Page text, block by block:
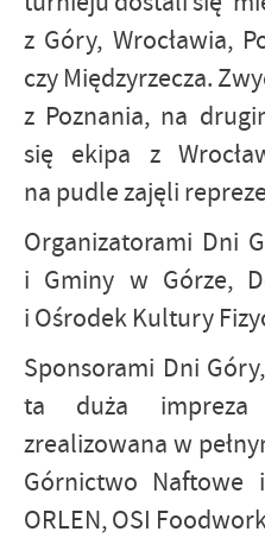
z Góry, Wrocławia,
czy Międzyrzecza.
z Poznania, na
się ekipa z
na pudle zajęli
Organizatorami Dni
i Gminy w Górze,
i Ośrodek Kultury
Sponsorami Dni
ta duża
zrealizowana w
Górnictwo Naftowe
ORLEN, OSI